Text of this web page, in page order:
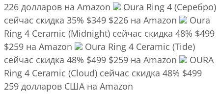
226 долларов на Amazon
Oura Ring 4 (Серебро)
сейчас скидка 35% $349 $226 на Amazon
Oura
Ring 4 Ceramic (Midnight) сейчас скидка 48% $499
$259 на Amazon
Oura Ring 4 Ceramic (Tide)
сейчас скидка 48% $499 $259 на Amazon
OURA
Ring 4 Ceramic (Cloud) сейчас скидка 48% $499
259 долларов США на Amazon